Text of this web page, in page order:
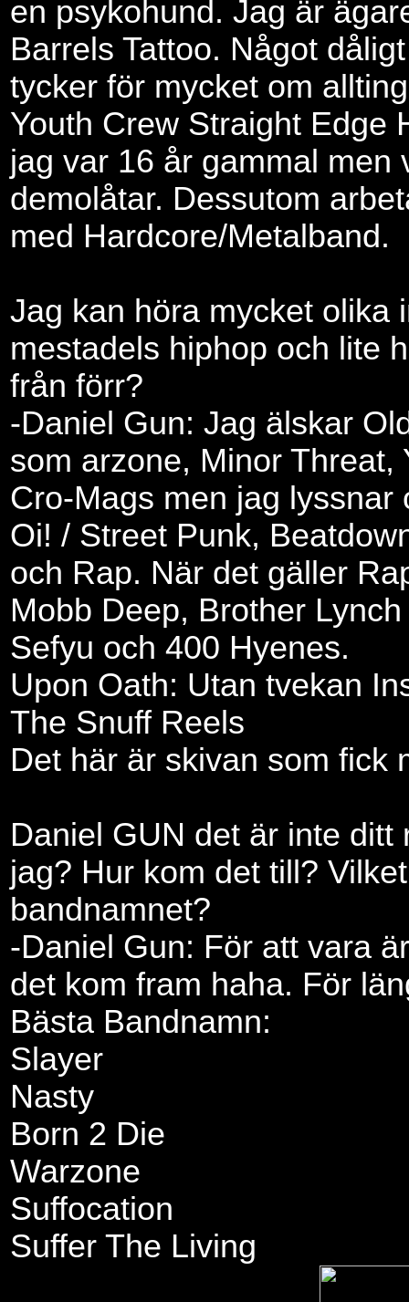
en psykohund. Jag är
Barrels Tattoo. Något
tycker för mycket om
Youth Crew Straight Edge
jag var 16 år gammal men
demolåtar. Dessutom
med Hardcore/Metalband.
Jag kan höra mycket olika
mestadels hiphop och lite
från förr?
-Daniel Gun: Jag älskar
som arzone, Minor Threat,
Cro-Mags men jag lyssnar
Oi! / Street Punk,
och Rap. När det gäller
Mobb Deep, Brother
Sefyu och 400 Hyenes.
Upon Oath: Utan tvekan
The Snuff Reels
Det här är skivan som fick
Daniel GUN det är inte ditt
jag? Hur kom det till?
bandnamnet?
-Daniel Gun: För att vara
det kom fram haha. För
Bästa Bandnamn:
Slayer
Nasty
Born 2 Die
Warzone
Suffocation
Suffer The Living